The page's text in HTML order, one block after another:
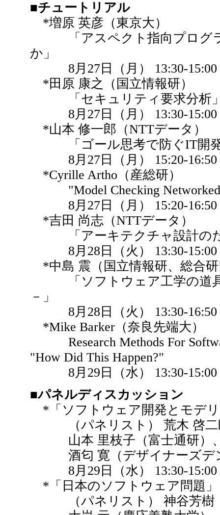
■チュートリアル
*増原 英彦（東京大）
「アスペクト指向プログラ
か」
8月27日（月） 13:30-15:00
*田原 康之（国立情報研）
「セキュリティ要求分析
8月27日（月） 13:30-15:00
*山本 修一郎（NTTデータ）
「ゴール思考で防ぐIT開発
8月27日（月） 15:20-16:50
*Cyrille Artho（産総研）
"Model Checking Networked
8月27日（月） 15:20-16:50
*吉田 尚志（NTTデータ）
「アーキテクチャ設計のた
8月28日（火） 13:30-15:00
*中島 震（国立情報研、総合
「ソフトウェア工学の道具
－」
8月28日（火） 13:30-16:50
*Mike Barker（奈良先端大）
Research Methods For
"How Did This Happen?"
8月29日（水） 13:30-15:00
■パネルディスカッション
*「ソフトウェア開発とモデ
（パネリスト） 荒木 啓二郎
山本 里枝子（富士通研）、
酒匂 寛（デザイナーズデン
8月29日（水） 13:30-15:00
*「日本のソフトウェア問題」
（パネリスト） 神谷芳樹（